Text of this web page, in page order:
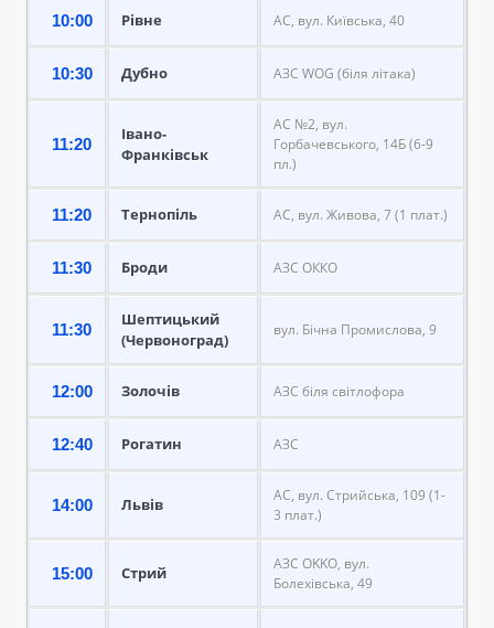
10:00 Рівне АС, вул. Київська, 40
10:30 Дубно АЗС WOG (біля літака)
11:20
Івано-
Франківськ
АС №2, вул.
Горбачевського, 14Б (6-9
пл.)
11:20 Тернопіль АС, вул. Живова, 7 (1 плат.)
11:30 Броди АЗС ОККО
11:30
Шептицький
(Червоноград)
вул. Бічна Промислова, 9
12:00 Золочів АЗС біля світлофора
12:40 Рогатин АЗС
14:00 Львів
АС, вул. Стрийська, 109 (1-
3 плат.)
15:00 Стрий
АЗС OKKO, вул.
Болехівська, 49